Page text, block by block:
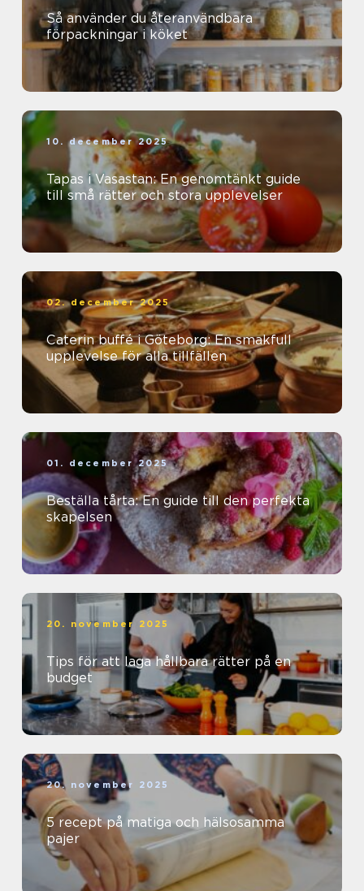
Så använder du återanvändbara
förpackningar i köket
10. december 2025
Tapas i Vasastan: En genomtänkt guide
till små rätter och stora upplevelser
02. december 2025
Caterin buffé i Göteborg: En smakfull
upplevelse för alla tillfällen
01. december 2025
Beställa tårta: En guide till den perfekta
skapelsen
20. november 2025
Tips för att laga hållbara rätter på en
budget
20. november 2025
5 recept på matiga och hälsosamma
pajer